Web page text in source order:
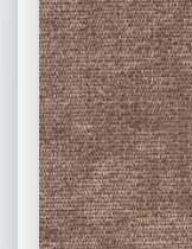
03 ФЛОК